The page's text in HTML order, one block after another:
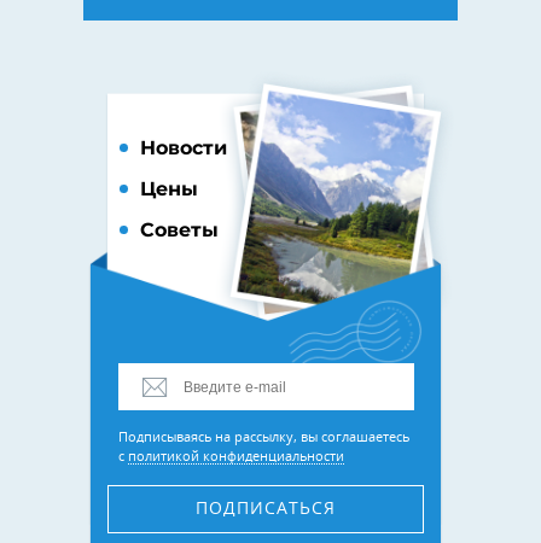
Новости
Цены
Советы
Подписываясь на рассылку, вы соглашаетесь
с политикой конфиденциальности
ПОДПИСАТЬСЯ